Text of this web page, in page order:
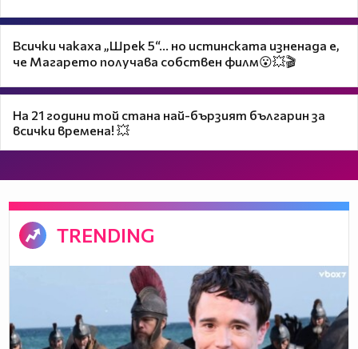
Всички чакаха „Шрек 5“… но истинската изненада е,
че Магарето получава собствен филм😮💥🎬
На 21 години той стана най-бързият българин за
всички времена! 💥
TRENDING